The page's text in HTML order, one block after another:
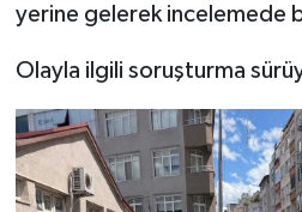
yerine gelerek incelemede
Olayla ilgili soruşturma